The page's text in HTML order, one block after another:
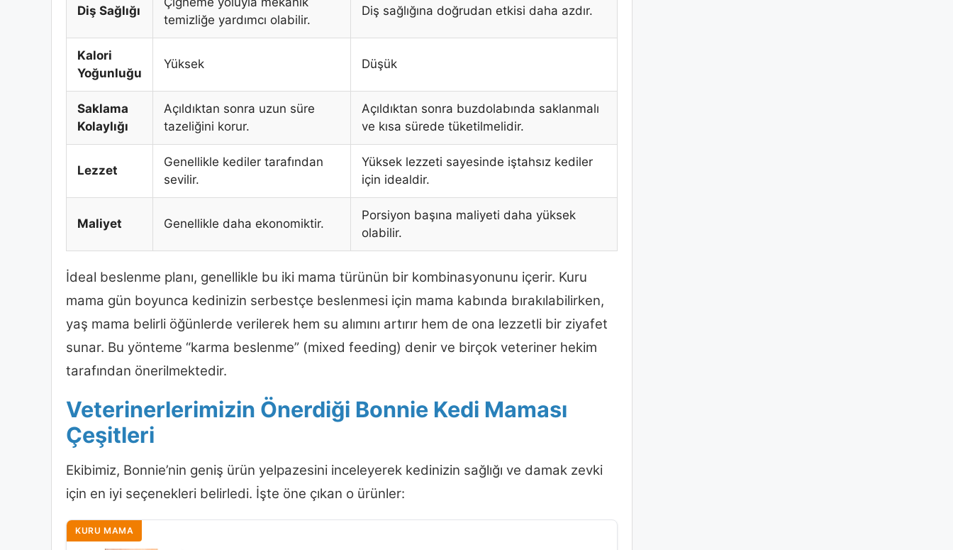
Diş Sağlığı
temizliğe yardımcı olabilir.
Diş sağlığına doğrudan etkisi daha azdır.
Kalori
Yoğunluğu
Yüksek Düşük
Saklama
Kolaylığı
Açıldıktan sonra uzun süre
tazeliğini korur.
Açıldıktan sonra buzdolabında saklanmalı
ve kısa sürede tüketilmelidir.
Lezzet
Genellikle kediler tarafından
sevilir.
Yüksek lezzeti sayesinde iştahsız kediler
için idealdir.
Maliyet Genellikle daha ekonomiktir.
Porsiyon başına maliyeti daha yüksek
olabilir.
İdeal beslenme planı, genellikle bu iki mama türünün bir kombinasyonunu içerir. Kuru
mama gün boyunca kedinizin serbestçe beslenmesi için mama kabında bırakılabilirken,
yaş mama belirli öğünlerde verilerek hem su alımını artırır hem de ona lezzetli bir ziyafet
sunar. Bu yönteme “karma beslenme” (mixed feeding) denir ve birçok veteriner hekim
tarafından önerilmektedir.
Veterinerlerimizin Önerdiği Bonnie Kedi Maması
Çeşitleri
Ekibimiz, Bonnie’nin geniş ürün yelpazesini inceleyerek kedinizin sağlığı ve damak zevki
için en iyi seçenekleri belirledi. İşte öne çıkan o ürünler:
KURU MAMA